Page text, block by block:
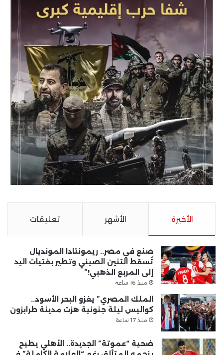
الأخيرة الأشهر تعليقات
صنع في مصر.. ريمونتادا المونديال
تُسقط التنين الصيني وتطير بفتيات اليد
إلى المربع الذهبي!”
منذ 16 ساعة
الملك المصري” يغزو البحر الأسود..
كواليس ليلة جنونية هزت مدينة طرابزون
منذ 17 ساعة
ضحية “عموتة” الجديدة.. الأهلي يطيح